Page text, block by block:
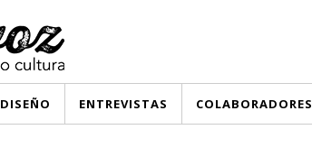
DISEÑO ENTREVISTAS COLABORADORES